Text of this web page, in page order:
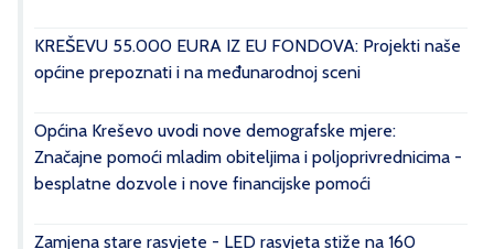
KREŠEVU 55.000 EURA IZ EU FONDOVA: Projekti naše
općine prepoznati i na međunarodnoj sceni
Općina Kreševo uvodi nove demografske mjere:
Značajne pomoći mladim obiteljima i poljoprivrednicima -
besplatne dozvole i nove financijske pomoći
Zamjena stare rasvjete - LED rasvjeta stiže na 160